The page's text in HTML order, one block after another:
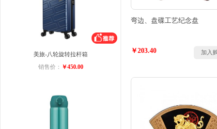
美旅-八轮旋转拉杆箱
销售价： ￥450.00
弯边、盘碟工艺纪念盘
￥203.40 加入